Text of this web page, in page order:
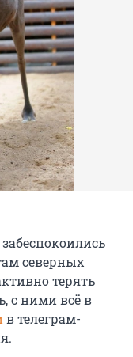
северных
терять
с ними всё в
в телеграм-
.